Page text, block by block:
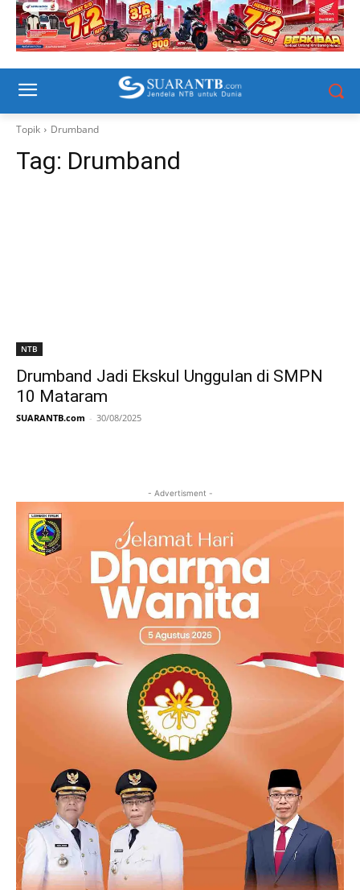
Topik Drumband
Tag: Drumband
NTB
Drumband Jadi Ekskul Unggulan di SMPN
10 Mataram
SUARANTB.com - 30/08/2025
- Advertisment -